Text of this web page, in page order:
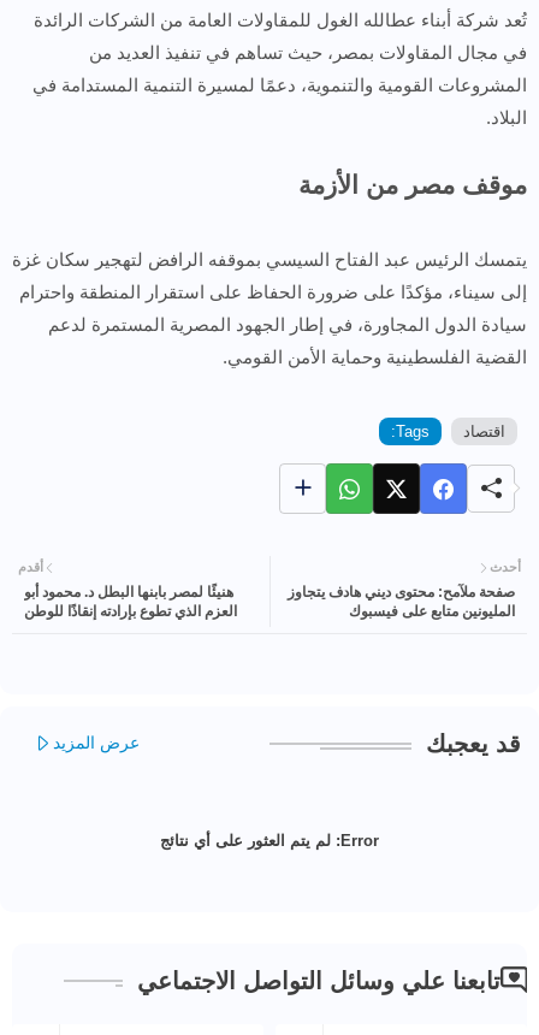
تُعد شركة أبناء عطالله الغول للمقاولات العامة من الشركات الرائدة
في مجال المقاولات بمصر، حيث تساهم في تنفيذ العديد من
المشروعات القومية والتنموية، دعمًا لمسيرة التنمية المستدامة في
البلاد.
موقف مصر من الأزمة
يتمسك الرئيس عبد الفتاح السيسي بموقفه الرافض لتهجير سكان غزة
إلى سيناء، مؤكدًا على ضرورة الحفاظ على استقرار المنطقة واحترام
سيادة الدول المجاورة، في إطار الجهود المصرية المستمرة لدعم
القضية الفلسطينية وحماية الأمن القومي.
Tags: اقتصاد
أحدث
صفحة ملآمح: محتوى ديني هادف يتجاوز
المليونين متابع على فيسبوك
أقدم
هنيئًا لمصر بابنها البطل د. محمود أبو
العزم الذي تطوع بإرادته إنقاذًا للوطن
قد يعجبك عرض المزيد
Error: لم يتم العثور على أي نتائج
تابعنا علي وسائل التواصل الاجتماعي